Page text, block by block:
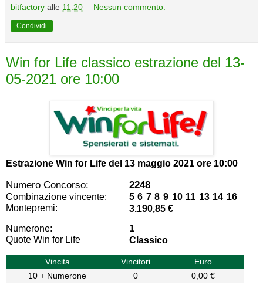
bitfactory alle 11:20 Nessun commento:
Condividi
Win for Life classico estrazione del 13-
05-2021 ore 10:00
Estrazione Win for Life del 13 maggio 2021 ore 10:00
Numero Concorso: 2248
Combinazione vincente:
5 6 7 8 9 10 11 13 14 16
Montepremi:
3.190,85 €
Numerone:
1
Quote Win for Life
Classico
Vincita Vincitori
Euro
10 + Numerone
0
0,00 €